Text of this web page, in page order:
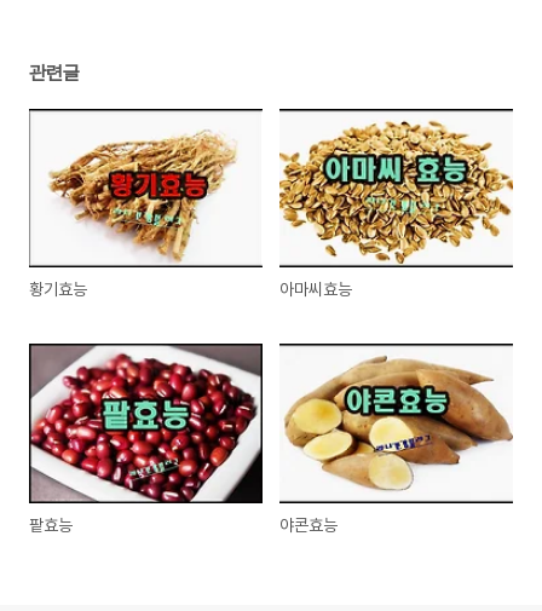
관련글
황기효능 아마씨효능
팥효능 야콘효능